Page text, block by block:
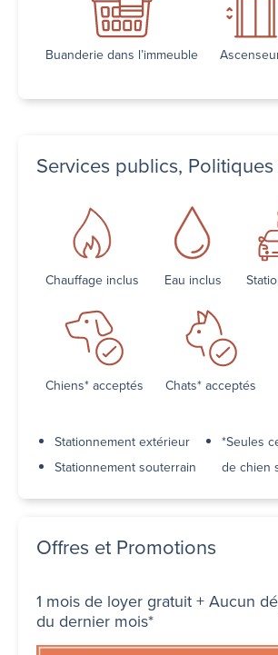
Buanderie dans l’immeuble
Services publics,
Chauffage inclus Eau inclus
Chiens* acceptés Chats* acceptés
Stationnement extérieur
Stationnement souterrain
*Seules
de chien
Offres et Promotions
1 mois de loyer gratuit + Aucun
du dernier mois*